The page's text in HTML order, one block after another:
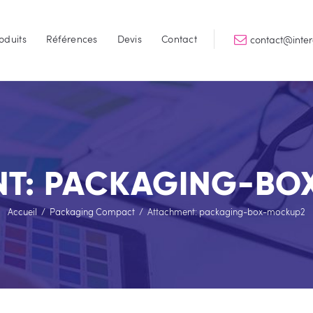
Références Devis Contact
PACKAGING-
Accueil Packaging Compact Attachment: packaging-box-mockup2
INTERGRAPHIK
Devis
Contact